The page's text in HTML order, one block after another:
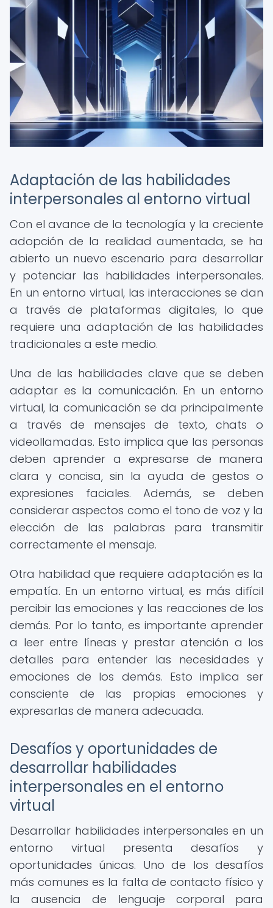
Adaptación de las habilidades
interpersonales al entorno virtual
Con el avance de la tecnología y la creciente
adopción de la realidad aumentada, se ha
abierto un nuevo escenario para desarrollar
y potenciar las habilidades interpersonales.
En un entorno virtual, las interacciones se dan
a través de plataformas digitales, lo que
requiere una adaptación de las habilidades
tradicionales a este medio.
Una de las habilidades clave que se deben
adaptar es la comunicación. En un entorno
virtual, la comunicación se da principalmente
a través de mensajes de texto, chats o
videollamadas. Esto implica que las personas
deben aprender a expresarse de manera
clara y concisa, sin la ayuda de gestos o
expresiones faciales. Además, se deben
considerar aspectos como el tono de voz y la
elección de las palabras para transmitir
correctamente el mensaje.
Otra habilidad que requiere adaptación es la
empatía. En un entorno virtual, es más difícil
percibir las emociones y las reacciones de los
demás. Por lo tanto, es importante aprender
a leer entre líneas y prestar atención a los
detalles para entender las necesidades y
emociones de los demás. Esto implica ser
consciente de las propias emociones y
expresarlas de manera adecuada.
Desafíos y oportunidades de
desarrollar habilidades
interpersonales en el entorno
virtual
Desarrollar habilidades interpersonales en un
entorno virtual presenta desafíos y
oportunidades únicas. Uno de los desafíos
más comunes es la falta de contacto físico y
la ausencia de lenguaje corporal para